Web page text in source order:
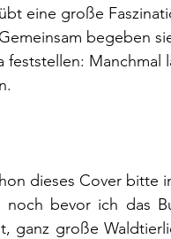
eine große
begeben
feststellen: Manchmal
dieses Cover bitte
bevor ich das
ganz große